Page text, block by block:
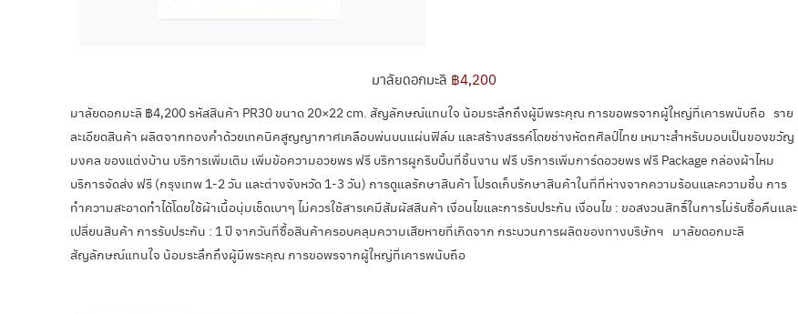
มาลัยดอกมะลิ ฿4,200
มาลัยดอกมะลิ ฿4,200 รหัสสินค้า PR30 ขนาด 20×22 cm. สัญลักษณ์แทนใจ น้อมระลึกถึงผู้มีพระคุณ การขอพรจากผู้ใหญ่ที่เคารพนับถือ ราย
ละเอียดสินค้า ผลิตจากทองคำด้วยเทคนิคสูญญากาศเคลือบพ่นบนแผ่นฟิล์ม และสร้างสรรค์โดยช่างหัตถศิลป์ไทย เหมาะสำหรับมอบเป็นของขวัญ
มงคล ของแต่งบ้าน บริการเพิ่มเติม เพิ่มข้อความอวยพร ฟรี บริการผูกริบบิ้นที่ชิ้นงาน ฟรี บริการเพิ่มการ์ดอวยพร ฟรี Package กล่องผ้าไหม
บริการจัดส่ง ฟรี (กรุงเทพ 1-2 วัน และต่างจังหวัด 1-3 วัน) การดูแลรักษาสินค้า โปรดเก็บรักษาสินค้าในที่ที่ห่างจากความร้อนและความชื้น การ
ทำความสะอาดทำได้โดยใช้ผ้าเนื้อนุ่มเช็ดเบาๆ ไม่ควรใช้สารเคมีสัมผัสสินค้า เงื่อนไขและการรับประกัน เงื่อนไข : ขอสงวนสิทธิ์ในการไม่รับซื้อคืนและ
เปลี่ยนสินค้า การรับประกัน : 1 ปี จากวันที่ซื้อสินค้าครอบคลุมความเสียหายที่เกิดจาก กระบวนการผลิตของทางบริษัทฯ มาลัยดอกมะลิ
สัญลักษณ์แทนใจ น้อมระลึกถึงผู้มีพระคุณ การขอพรจากผู้ใหญ่ที่เคารพนับถือ